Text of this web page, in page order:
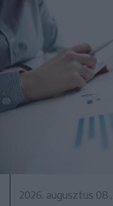
2026. augusztus